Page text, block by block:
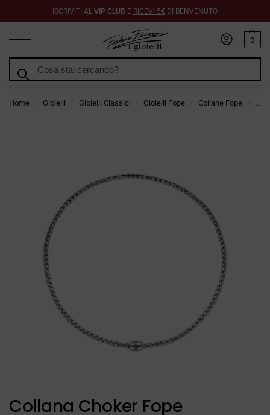
ISCRIVITI AL VIP CLUB E RICEVI 5€ DI BENVENUTO
0
Home Gioielli Gioielli Classici Gioielli Fope Collane Fope
Collana Choker Fope